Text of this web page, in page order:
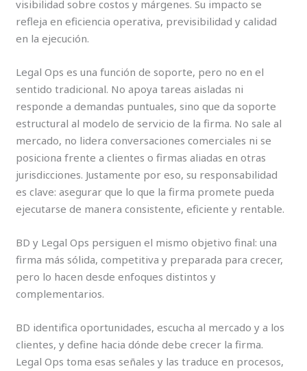
visibilidad sobre costos y márgenes. Su impacto se
refleja en eficiencia operativa, previsibilidad y calidad
en la ejecución.
Legal Ops es una función de soporte, pero no en el
sentido tradicional. No apoya tareas aisladas ni
responde a demandas puntuales, sino que da soporte
estructural al modelo de servicio de la firma. No sale al
mercado, no lidera conversaciones comerciales ni se
posiciona frente a clientes o firmas aliadas en otras
jurisdicciones. Justamente por eso, su responsabilidad
es clave: asegurar que lo que la firma promete pueda
ejecutarse de manera consistente, eficiente y rentable.
BD y Legal Ops persiguen el mismo objetivo final: una
firma más sólida, competitiva y preparada para crecer,
pero lo hacen desde enfoques distintos y
complementarios.
BD identifica oportunidades, escucha al mercado y a los
clientes, y define hacia dónde debe crecer la firma.
Legal Ops toma esas señales y las traduce en procesos,